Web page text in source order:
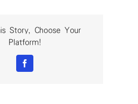
Story, Choose Your
Platform!
Facebook